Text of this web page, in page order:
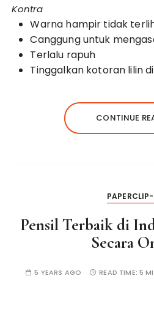
Kontra
Warna hampir tidak
Canggung untuk
Terlalu rapuh
Tinggalkan kotoran lilin
CONTINUE
Pensil Terbaik di
Secara
5 YEARS AGO READ TIME: 5